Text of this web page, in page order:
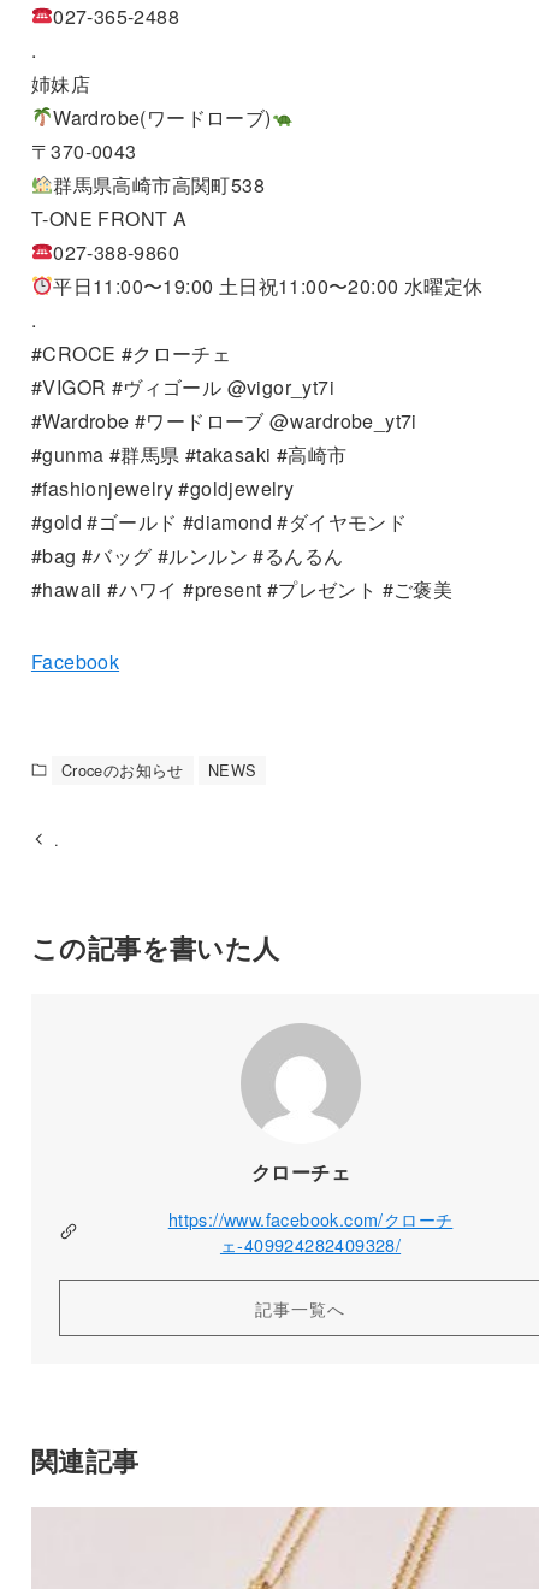
027-365-2488
.
姉妹店
Wardrobe(ワードローブ)
〒370-0043
群馬県高崎市高関町538
T-ONE FRONT A
027-388-9860
平日11:00〜19:00 土日祝11:00〜20:00 水曜定休
.
#CROCE #クローチェ
#VIGOR #ヴィゴール @vigor_yt7i
#Wardrobe #ワードローブ @wardrobe_yt7i
#gunma #群馬県 #takasaki #高崎市
#fashionjewelry #goldjewelry
#gold #ゴールド #diamond #ダイヤモンド
#bag #バッグ #ルンルン #るんるん
#hawaii #ハワイ #present #プレゼント #ご褒美
Facebook
Croceのお知らせ NEWS
.
この記事を書いた人
クローチェ
https://www.facebook.com/クローチ
ェ-409924282409328/
記事一覧へ
関連記事